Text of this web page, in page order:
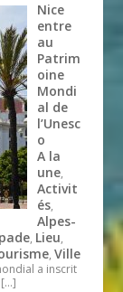
Nice
entre
au
Patrim
oine
Mondi
al de
l’Unesc
o
A la
une,
Activit
és,
Alpes-
, Lieu,
,Ville
a inscrit
[…]